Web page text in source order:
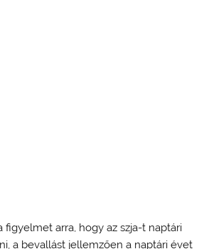
figyelmet arra, hogy az szja-t naptári
a bevallást jellemzően a naptári évet